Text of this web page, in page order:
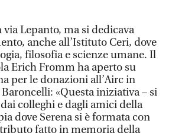
Lepanto, ma si dedicava
anche all’Istituto Ceri, dove
filosofia e scienze umane. Il
Erich Fromm ha aperto su
per le donazioni all’Airc in
«Questa iniziativa – si
colleghi e dagli amici della
dove Serena si è formata con
fatto in memoria della